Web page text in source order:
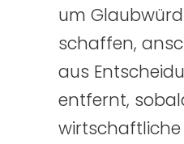
um
schaffen,
aus
entfernt,
wirtschaftliche